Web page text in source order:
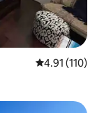
Calificación
4.91 (110)